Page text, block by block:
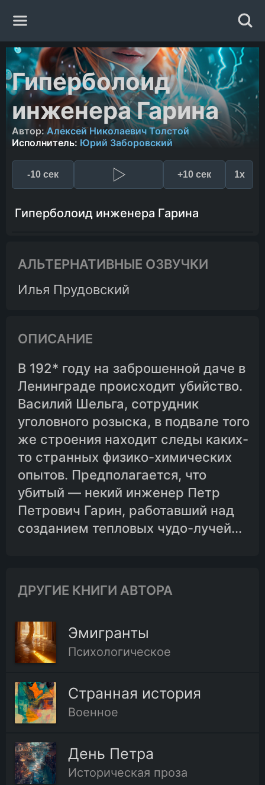
Главная
Жанры
Авторы
Исполнители
Гиперболоид
инженера Гарина
Автор: Алексей Николаевич Толстой
Исполнитель: Юрий Заборовский
-10 сек +10 сек 1x
Гиперболоид инженера Гарина
АЛЬТЕРНАТИВНЫЕ ОЗВУЧКИ
Илья Прудовский
ОПИСАНИЕ
В 192* году на заброшенной даче в
Ленинграде происходит убийство.
Василий Шельга, сотрудник
уголовного розыска, в подвале того
же строения находит следы каких-
то странных физико-химических
опытов. Предполагается, что
убитый — некий инженер Петр
Петрович Гарин, работавший над
созданием тепловых чудо-лучей...
ДРУГИЕ КНИГИ АВТОРА
Эмигранты
Психологическое
Странная история
Военное
День Петра
Историческая проза